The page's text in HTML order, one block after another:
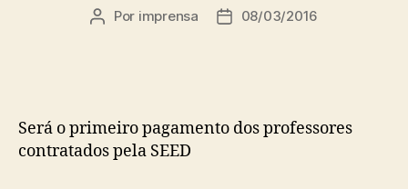
Autor
Por imprensa
Data08/03/2016
Será o primeiro pagamento dos professores
contratados pela SEED